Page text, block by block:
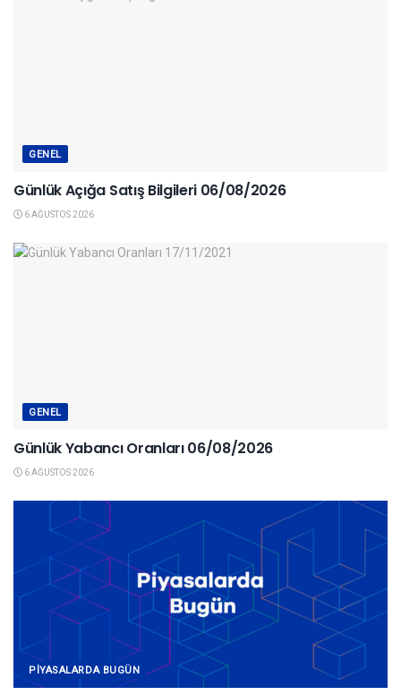
GENEL
Günlük Açığa Satış Bilgileri 06/08/2026
6 AĞUSTOS 2026
GENEL
Günlük Yabancı Oranları 06/08/2026
6 AĞUSTOS 2026
PIYASALARDA BUGÜN